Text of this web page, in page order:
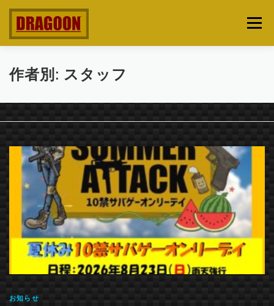
メニュー
TOP 開催カレンダー
作者別: スタッフ
お知らせ